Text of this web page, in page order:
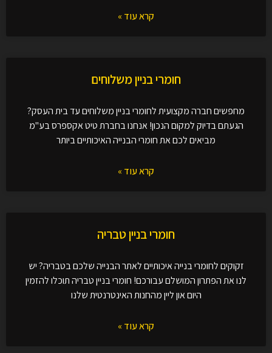
קרא עוד »
חומרי בניין משלוחים
מחפשים חברה מקצועית לחומרי בניין משלוחים עד בית העסק?
הגעתם בדיוק למקום הנכון! אנחנו בחברת טיט אקספרס בע"מ
מביאים לכם את חומרי הבנייה האיכותיים ביותר
קרא עוד »
חומרי בניין טבריה
זקוקים לחומרי בנייה איכותיים לאתר הבנייה שלכם בטבריה? יש
לנו את הפתרון המושלם עבורכם! חומרי בניין טבריה תוכלו להזמין
היום און ליין מהחנות האינטרנטית שלנו
קרא עוד »